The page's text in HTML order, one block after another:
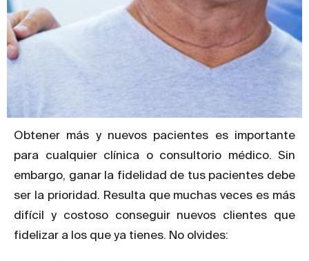
Obtener más y nuevos pacientes es importante
para cualquier clínica o consultorio médico. Sin
embargo, ganar la fidelidad de tus pacientes debe
ser la prioridad. Resulta que muchas veces es más
difícil y costoso conseguir nuevos clientes que
fidelizar a los que ya tienes. No olvides: